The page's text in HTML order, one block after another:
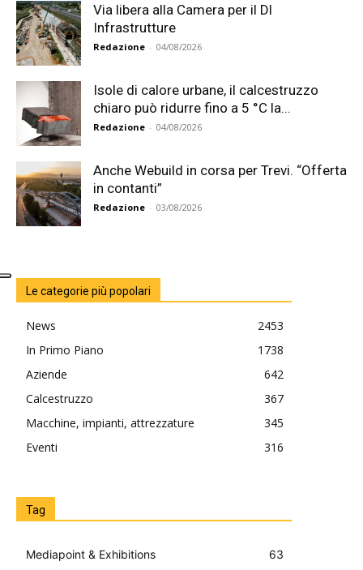
Via libera alla Camera per il Dl
Infrastrutture
Redazione - 04/08/2026
Isole di calore urbane, il calcestruzzo
chiaro può ridurre fino a 5 °C la...
Redazione - 04/08/2026
Anche Webuild in corsa per Trevi. “Offerta
in contanti”
Redazione - 03/08/2026
Le categorie più popolari
News
2453
In Primo Piano
1738
Aziende
642
Calcestruzzo
367
Macchine, impianti, attrezzature
345
Eventi
316
Tag
Mediapoint & Exhibitions
63